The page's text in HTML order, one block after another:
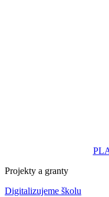
Projekty a granty
Digitalizujeme školu